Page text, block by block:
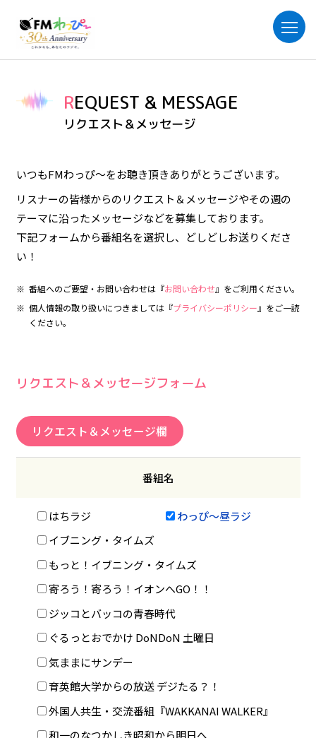
REQUEST & MESSAGE
リクエスト＆メッセージ
いつもFMわっぴ～をお聴き頂きありがとうございます。
リスナーの皆様からのリクエスト＆メッセージやその週の
テーマに沿ったメッセージなどを募集しております。
下記フォームから番組名を選択し、どしどしお送りくださ
い！
番組へのご要望・お問い合わせは『お問い合わせ』をご利用ください。
個人情報の取り扱いにつきましては『プライバシーポリシー』をご一読
ください。
リクエスト＆メッセージフォーム
リクエスト＆メッセージ欄
番組名
はちラジ
わっぴ～昼ラジ
イブニング・タイムズ
もっと！イブニング・タイムズ
寄ろう！寄ろう！イオンへGO！！
ジッコとバッコの青春時代
ぐるっとおでかけ DoNDoN 土曜日
気ままにサンデー
育英館大学からの放送 デジたる？！
外国人共生・交流番組『WAKKANAI WALKER』
和一のなつかしき昭和から明日へ